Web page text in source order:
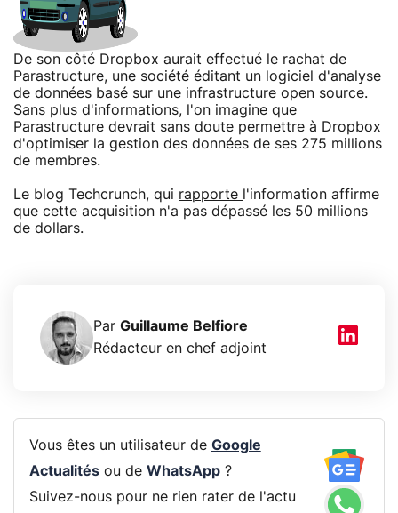
De son côté Dropbox aurait effectué le rachat de
Parastructure, une société éditant un logiciel d'analyse
de données basé sur une infrastructure open source.
Sans plus d'informations, l'on imagine que
Parastructure devrait sans doute permettre à Dropbox
d'optimiser la gestion des données de ses 275 millions
de membres.
Le blog Techcrunch, qui rapporte
l'information affirme
que cette acquisition n'a pas dépassé les 50 millions
de dollars.
Par Guillaume Belfiore
Rédacteur en chef adjoint
Vous êtes un utilisateur de Google
Actualitésou de WhatsApp?
Suivez-nous pour ne rien rater de l'actu